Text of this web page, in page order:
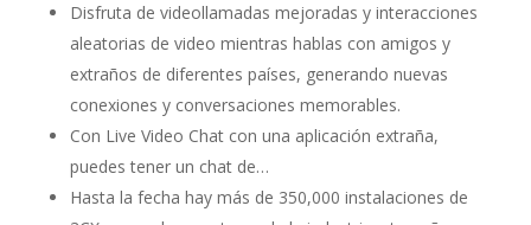
Disfruta de videollamadas mejoradas y interacciones
aleatorias de video mientras hablas con amigos y
extraños de diferentes países, generando nuevas
conexiones y conversaciones memorables.
Con Live Video Chat con una aplicación extraña,
puedes tener un chat de…
Hasta la fecha hay más de 350,000 instalaciones de